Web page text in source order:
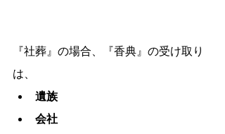
『社葬』の場合、『香典』の受け取り
は、
遺族
会社